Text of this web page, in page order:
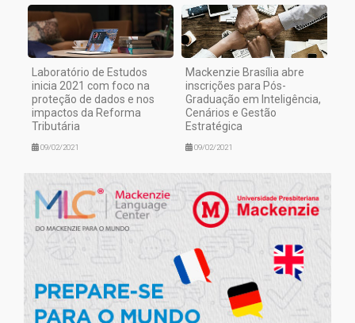
Laboratório de Estudos
inicia 2021 com foco na
proteção de dados e nos
impactos da Reforma
Tributária
09/02/2021
Mackenzie Brasília abre
inscrições para Pós-
Graduação em Inteligência,
Cenários e Gestão
Estratégica
09/02/2021